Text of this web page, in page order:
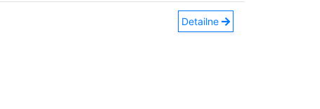
Detailne